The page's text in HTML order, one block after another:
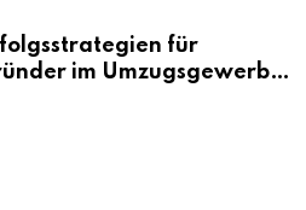
für
im Umzugsgewerbe